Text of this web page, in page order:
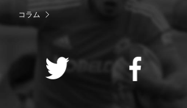
コラム